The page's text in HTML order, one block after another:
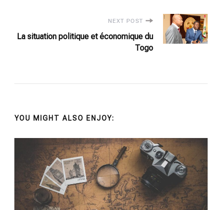
NEXT POST
La situation politique et économique du
Togo
YOU MIGHT ALSO ENJOY: